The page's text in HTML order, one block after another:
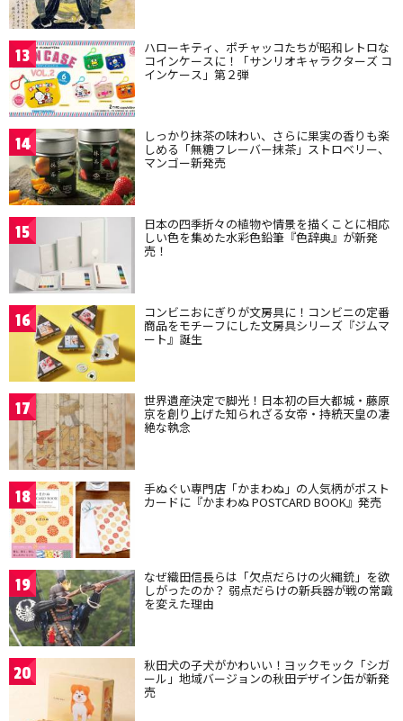
13 ハローキティ、ポチャッコたちが昭和レトロな
コインケースに！「サンリオキャラクターズ コ
インケース」第２弾
14 しっかり抹茶の味わい、さらに果実の香りも楽
しめる「無糖フレーバー抹茶」ストロベリー、
マンゴー新発売
15 日本の四季折々の植物や情景を描くことに相応
しい色を集めた水彩色鉛筆『色辞典』が新発
売！
16 コンビニおにぎりが文房具に！コンビニの定番
商品をモチーフにした文房具シリーズ『ジムマ
ート』誕生
17 世界遺産決定で脚光！日本初の巨大都城・藤原
京を創り上げた知られざる女帝・持統天皇の凄
絶な執念
18 手ぬぐい専門店「かまわぬ」の人気柄がポスト
カードに『かまわぬ POSTCARD BOOK』発売
19 なぜ織田信長らは「欠点だらけの火縄銃」を欲
しがったのか？ 弱点だらけの新兵器が戦の常識
を変えた理由
20 秋田犬の子犬がかわいい！ヨックモック「シガ
ール」地域バージョンの秋田デザイン缶が新発
売